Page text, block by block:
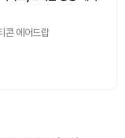
콘 에어드랍